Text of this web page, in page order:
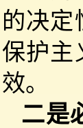
的决定
保护主
效。
二是